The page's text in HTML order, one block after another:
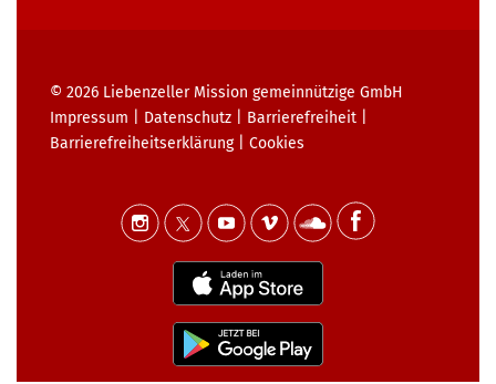
© 2026 Liebenzeller Mission gemeinnützige GmbH
Impressum
Datenschutz Barrierefreiheit
Barrierefreiheits­erklärung| Cookies